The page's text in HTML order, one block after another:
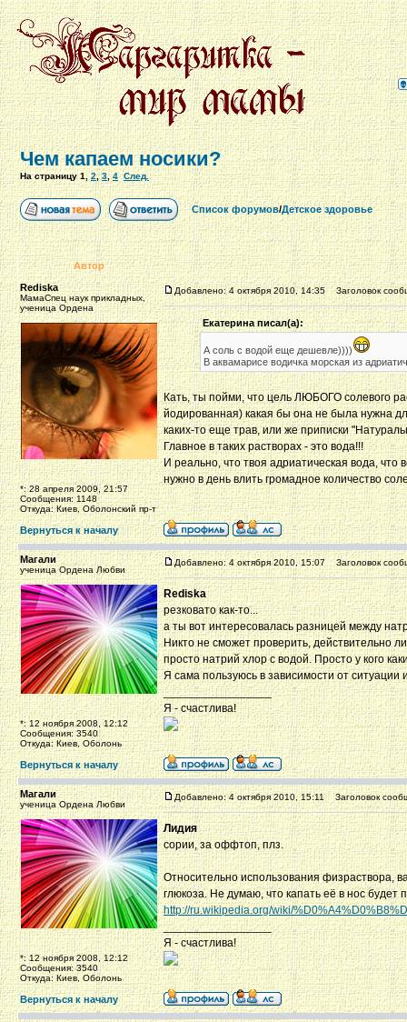
Чем капаем носики?
На страницу1,2,3,4 След.
Список форумов/Детское здоровье
Автор
Rediska
МамаСпец наук прикладных,
ученица Ордена
*: 28 апреля 2009, 21:57
Сообщения: 1148
Откуда: Киев, Оболонский пр-т
Добавлено: 4 октября 2010, 14:35 Заголовок
Екатерина писал(а):
А соль с водой еще дешевле))))
В аквамарисе водичка морская из
Кать, ты пойми, что цель ЛЮБОГО солевого
йодированная) какая бы она не была нужна
каких-то еще трав, или же приписки
Главное в таких растворах - это вода!!!
И реально, что твоя адриатическая вода,
нужно в день влить громадное количество
Вернуться к началу
Магали
ученица Ордена Любви
*: 12 ноября 2008, 12:12
Сообщения: 3540
Откуда: Киев, Оболонь
Добавлено: 4 октября 2010, 15:07 Заголовок
Rediska
резковато как-то...
а ты вот интересовалась разницей между
Никто не сможет проверить, действительно
просто натрий хлор с водой. Просто у кого
Я сама пользуюсь в зависимости от
_________________
Я - счастлива!
Вернуться к началу
Магали
ученица Ордена Любви
*: 12 ноября 2008, 12:12
Сообщения: 3540
Откуда: Киев, Оболонь
Добавлено: 4 октября 2010, 15:11 Заголовок
Лидия
сории, за оффтоп, плз.
Относительно использования физраствора,
глюкоза. Не думаю, что капать её в нос будет
http://ru.wikipedia.org/wiki/
_________________
Я - счастлива!
Вернуться к началу